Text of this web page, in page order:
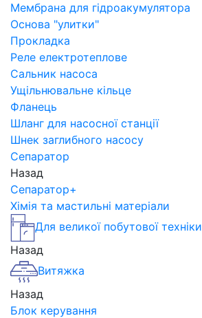
Мембрана для гідроакумулятора
Основа "улитки"
Прокладка
Реле електротеплове
Сальник насоса
Ущільнювальне кільце
Фланець
Шланг для насосної станції
Шнек заглибного насосу
Сепаратор
Назад
Сепаратор+
Хімія та мастильні матеріали
Для великої побутової техніки
Назад
Витяжка
Назад
Блок керування